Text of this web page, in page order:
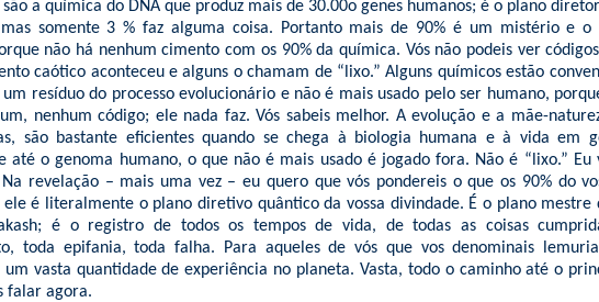
a química do DNA que produz mais de 30.00o genes humanos; é o plano
somente 3 % faz alguma coisa. Portanto mais de 90% é um mistério e o
não há nenhum cimento com os 90% da química. Vós não podeis ver
caótico aconteceu e alguns o chamam de “lixo.” Alguns químicos estão
um resíduo do processo evolucionário e não é mais usado pelo ser humano,
nenhum código; ele nada faz. Vós sabeis melhor. A evolução e a mãe-
são bastante eficientes quando se chega à biologia humana e à vida em
até o genoma humano, o que não é mais usado é jogado fora. Não é “lixo.” Eu
revelação – mais uma vez – eu quero que vós pondereis o que os 90% do
é literalmente o plano diretivo quântico da vossa divindade. É o plano mestre
é o registro de todos os tempos de vida, de todas as coisas
toda epifania, toda falha. Para aqueles de vós que vos denominais
um vasta quantidade de experiência no planeta. Vasta, todo o caminho até o
falar agora.